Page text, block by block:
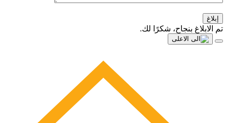
إبلاغ
تم الابلاغ بنجاح، شكرًا لك.